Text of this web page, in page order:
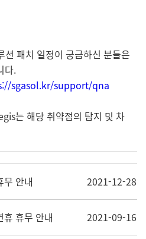
션 패치 일정이 궁금하신 분들은
다.
sgasol.kr/support/qna
는 해당 취약점의 탐지 및 차
무 안내 2021-12-28
휴 휴무 안내 2021-09-16